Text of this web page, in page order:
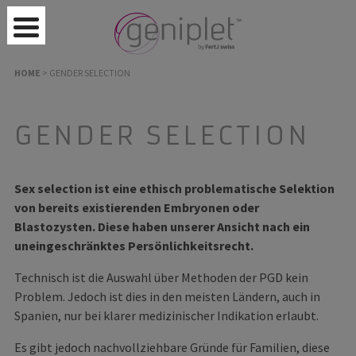
HOME > GENDER SELECTION
GENDER SELECTION
Sex selection ist eine ethisch problematische Selektion
von bereits existierenden Embryonen oder
Blastozysten. Diese haben unserer Ansicht nach ein
uneingeschränktes Persönlichkeitsrecht.
Technisch ist die Auswahl über Methoden der PGD kein
Problem. Jedoch ist dies in den meisten Ländern, auch in
Spanien, nur bei klarer medizinischer Indikation erlaubt.
Es gibt jedoch nachvollziehbare Gründe für Familien, diese